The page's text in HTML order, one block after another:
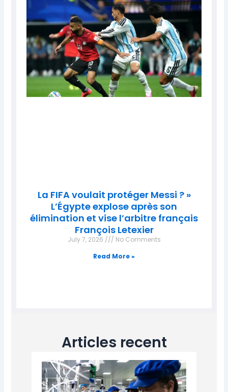
La FIFA voulait protéger Messi ? »
L’Égypte explose après son
élimination et vise l’arbitre français
François Letexier
July 7, 2026
No Comments
Read More »
Articles recent